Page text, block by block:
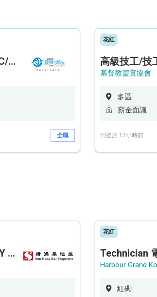
技工 (編號：SASHCC/A/CTE)
全職
花紅
基督教靈實協會
多區
薪金面議
刊登於 17小時前
SENIOR FIRE SAFETY OFFICER / FIRE SAFETY OFFICER
花紅
紅磡